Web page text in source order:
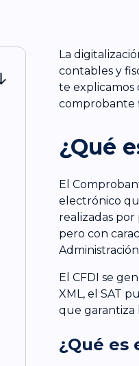
La
contables y
te explicamos
comprobante
¿Qué
El
electrónico
realizadas por
pero con
El CFDI se
XML, el SAT
que garantiza
¿Qué es